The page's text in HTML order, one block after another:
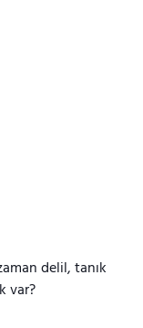
delil, tanık
var?